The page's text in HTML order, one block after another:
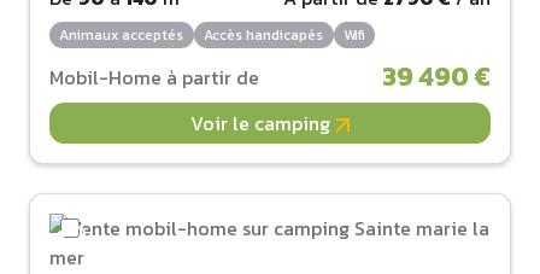
Animaux acceptés Accès handicapés Wifi
Mobil-Home à partir de 39 490 €
Voir le camping